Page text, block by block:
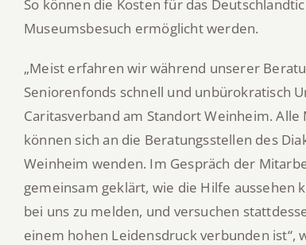
So können die Kosten für das
Museumsbesuch ermöglicht werden.
„Meist erfahren wir während unserer
Seniorenfonds schnell und unbürokratisch
Caritasverband am Standort Weinheim.
können sich an die Beratungsstellen des
Weinheim wenden. Im Gespräch der
gemeinsam geklärt, wie die Hilfe aussehen
bei uns zu melden, und versuchen
einem hohen Leidensdruck verbunden ist“,